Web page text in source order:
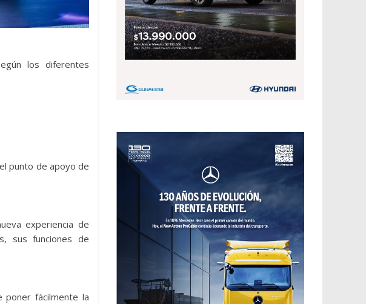
los diferentes
punto de apoyo de
experiencia de
sus funciones de
poner fácilmente la